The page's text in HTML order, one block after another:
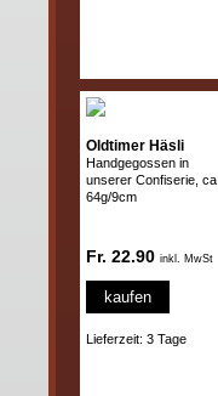
Oldtimer Häsli
Handgegossen in
unserer Confiserie, ca.
64g/9cm
Fr. 22.90 inkl. MwSt
kaufen
Lieferzeit: 3 Tage